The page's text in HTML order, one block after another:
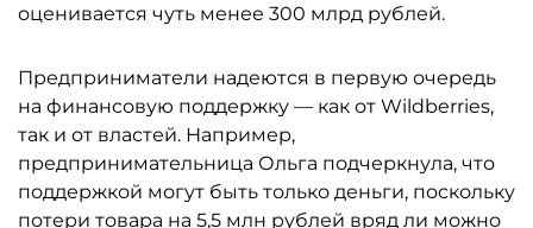
оценивается чуть менее 300 млрд рублей.
Предприниматели надеются в первую очередь
на финансовую поддержку — как от Wildberries,
так и от властей. Например,
предпринимательница Ольга подчеркнула, что
поддержкой могут быть только деньги, поскольку
потери товара на 5,5 млн рублей вряд ли можно